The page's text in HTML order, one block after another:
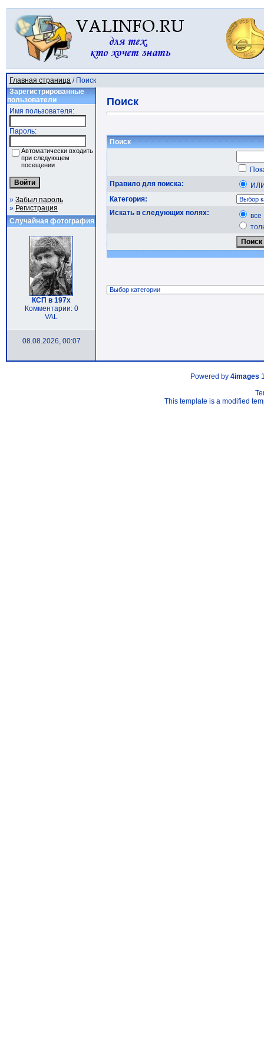
Главная страница / Поиск
Зарегистрированные
пользователи
Имя пользователя:
Пароль:
Автоматически входить
при следующем
посещении
» Забыл пароль
» Регистрация
Случайная фотография
КСП в 197х
Комментарии: 0
VAL
08.08.2026, 00:07
Поиск
Поиск
Правило для поиска:
Категория:
Искать в следующих полях:
все
Powered by 4images
This template is a modified